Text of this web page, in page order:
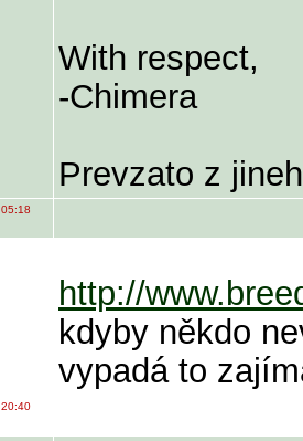
With respect,
-Chimera
Prevzato z
05:18
http://
kdyby někdo
vypadá to
20:40